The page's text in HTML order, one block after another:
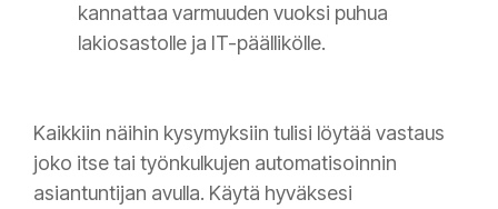
kannattaa varmuuden vuoksi puhua
lakiosastolle ja IT-päällikölle.
Kaikkiin näihin kysymyksiin tulisi löytää vastaus
joko itse tai työnkulkujen automatisoinnin
asiantuntijan avulla. Käytä hyväksesi